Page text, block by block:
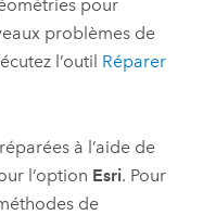
pour
problèmes de
l’outil Réparer
à l’aide de
l’option Esri. Pour
de